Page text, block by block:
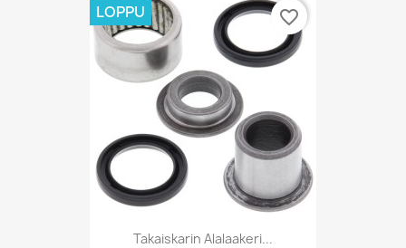
Takaiskarin Alalaakeri...
LOPPU favorite_border